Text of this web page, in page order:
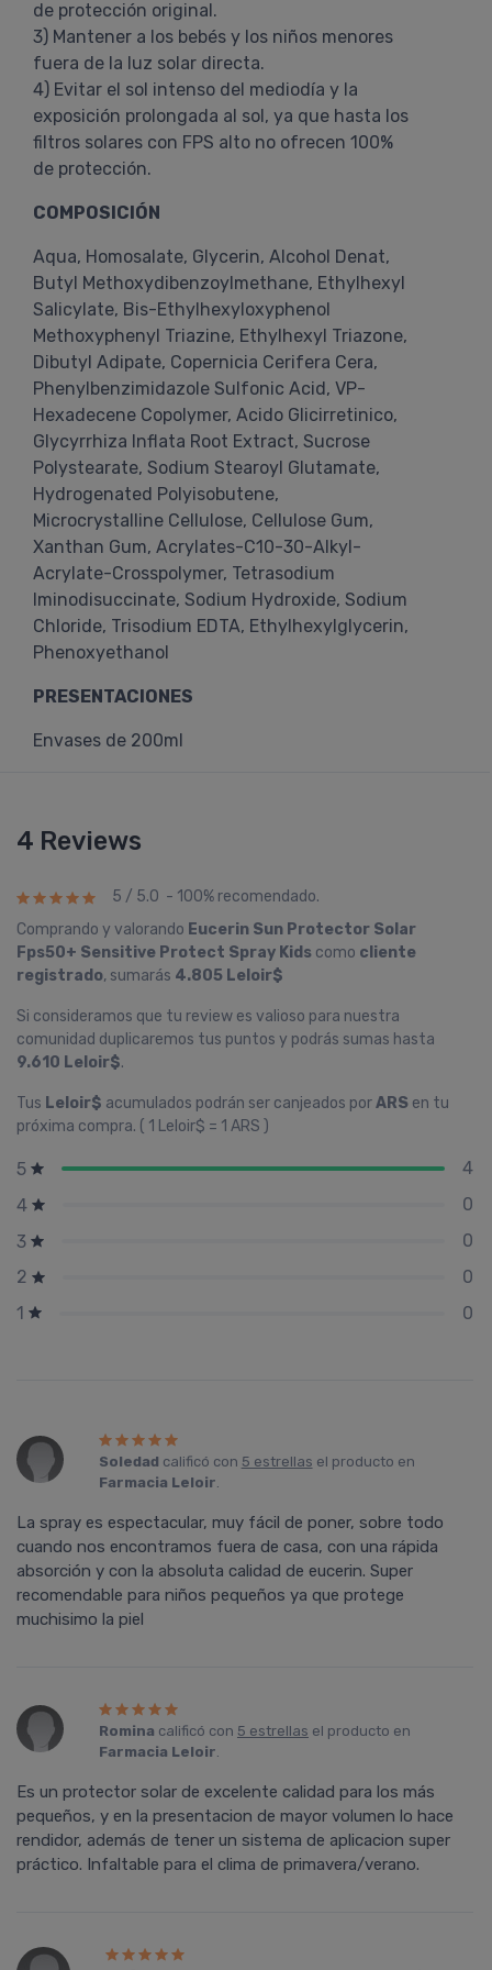
de protección original.
3) Mantener a los bebés y los niños menores
fuera de la luz solar directa.
4) Evitar el sol intenso del mediodía y la
exposición prolongada al sol, ya que hasta los
filtros solares con FPS alto no ofrecen 100%
de protección.
COMPOSICIÓN
Aqua, Homosalate, Glycerin, Alcohol Denat,
Butyl Methoxydibenzoylmethane, Ethylhexyl
Salicylate, Bis-Ethylhexyloxyphenol
Methoxyphenyl Triazine, Ethylhexyl Triazone,
Dibutyl Adipate, Copernicia Cerifera Cera,
Phenylbenzimidazole Sulfonic Acid, VP-
Hexadecene Copolymer, Acido Glicirretinico,
Glycyrrhiza Inflata Root Extract, Sucrose
Polystearate, Sodium Stearoyl Glutamate,
Hydrogenated Polyisobutene,
Microcrystalline Cellulose, Cellulose Gum,
Xanthan Gum, Acrylates-C10-30-Alkyl-
Acrylate-Crosspolymer, Tetrasodium
Iminodisuccinate, Sodium Hydroxide, Sodium
Chloride, Trisodium EDTA, Ethylhexylglycerin,
Phenoxyethanol
PRESENTACIONES
Envases de 200ml
4 Reviews
5 / 5.0 - 100% recomendado.
Comprando y valorando Eucerin Sun Protector Solar
Fps50+ Sensitive Protect Spray Kids como cliente
registrado, sumarás 4.805 Leloir$
Si consideramos que tu review es valioso para nuestra
comunidad duplicaremos tus puntos y podrás sumas hasta
9.610 Leloir$.
Tus Leloir$ acumulados podrán ser canjeados porARS en tu
próxima compra. ( 1 Leloir$ = 1 ARS )
5
4
4
0
3
0
2
0
1
0
Soledad calificó con 5 estrellas el producto en
Farmacia Leloir.
La spray es espectacular, muy fácil de poner, sobre todo
cuando nos encontramos fuera de casa, con una rápida
absorción y con la absoluta calidad de eucerin. Super
recomendable para niños pequeños ya que protege
muchisimo la piel
Romina calificó con 5 estrellas el producto en
Farmacia Leloir.
Es un protector solar de excelente calidad para los más
pequeños, y en la presentacion de mayor volumen lo hace
rendidor, además de tener un sistema de aplicacion super
práctico. Infaltable para el clima de primavera/verano.